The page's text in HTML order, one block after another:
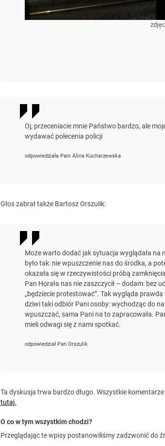
Oj, przeceniacie mnie Państwo bardzo, ale
wydawać polecenia policji
odpowiedziała Pani Alina Kucharzewska
Głos zabrał także Bartosz Orszulik:
Może warto dodać jak sytuacja wyglądała na
było tak: nie wpuszczenie nas do środka, a
okazała się w rzeczywistości próbą
Pan Horała nas nie zaszczycił – dodam: bez
„będziecie protestować”. Tak wygląda
dziwi taki odbiór Pani osoby: wychodząc do
wpuszczać, sama Pani na to zapracowała.
mieli odwagi się z nami spotkać.
odpowiedział Pan Orszulik
Ta dyskusja trwa bardzo długo. Wszystkie
tutaj.
O co w tym wszystkim chodzi?
Przeglądając te wpisy postanowiliśmy zadzwonić do